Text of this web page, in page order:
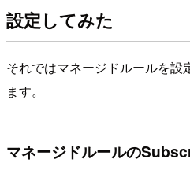
設定してみた
それではマネージドルールを設
ます。
マネージドルールの